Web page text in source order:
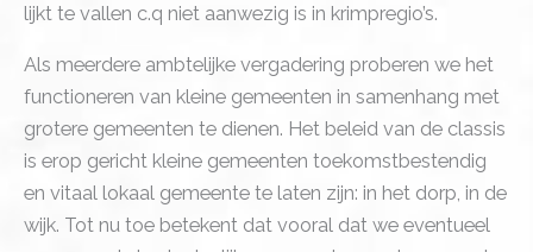
lijkt te vallen c.q niet aanwezig is in krimpregio’s.
Als meerdere ambtelijke vergadering proberen we het
functioneren van kleine gemeenten in samenhang met
grotere gemeenten te dienen. Het beleid van de classis
is erop gericht kleine gemeenten toekomstbestendig
en vitaal lokaal gemeente te laten zijn: in het dorp, in de
wijk. Tot nu toe betekent dat vooral dat we eventueel